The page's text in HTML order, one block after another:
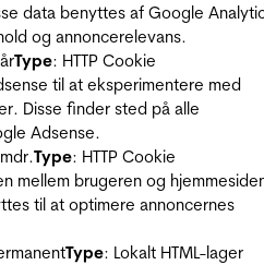
data benyttes af Google
og annoncerelevans.
Type: HTTP Cookie
til at eksperimentere med
Disse finder sted på alle
Adsense.
Type: HTTP Cookie
mellem brugeren og
til at optimere annoncernes
Type: Lokalt HTML-lager